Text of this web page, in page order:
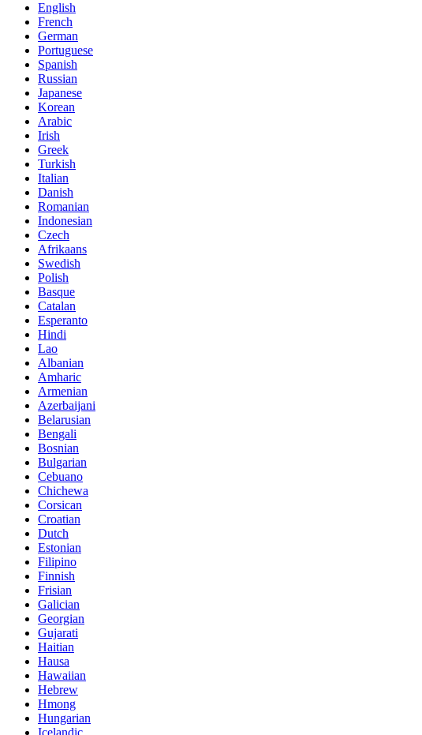
English
French
German
Portuguese
Spanish
Russian
Japanese
Korean
Arabic
Irish
Greek
Turkish
Italian
Danish
Romanian
Indonesian
Czech
Afrikaans
Swedish
Polish
Basque
Catalan
Esperanto
Hindi
Lao
Albanian
Amharic
Armenian
Azerbaijani
Belarusian
Bengali
Bosnian
Bulgarian
Cebuano
Chichewa
Corsican
Croatian
Dutch
Estonian
Filipino
Finnish
Frisian
Galician
Georgian
Gujarati
Haitian
Hausa
Hawaiian
Hebrew
Hmong
Hungarian